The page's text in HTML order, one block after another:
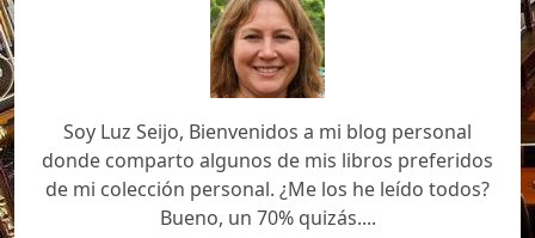
Soy Luz Seijo, Bienvenidos a mi blog personal
donde comparto algunos de mis libros preferidos
de mi colección personal. ¿Me los he leído todos?
Bueno, un 70% quizás....